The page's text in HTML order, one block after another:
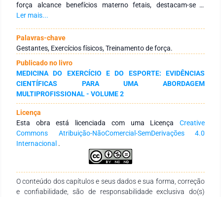
força alcance benefícios materno fetais, destacam-se a
necessidade de monitoramentos regulares da frequência e da
e também das condições climáticas. A prática dessa
modalidade na gestação é uma forma eficiente e acessível de
auxiliar a mulher, já que traz ganhos à saúde e permite que a
gravidez seja vivida sem maiores complicações. Entretanto, é
necessário informar adequadamente à gestante quanto às
indicações, contraindicações e formas de se realizar o
treinamento de força para manutenção do bem-estar
materno-fetal.
Ler mais...
Palavras-chave
Gestantes, Exercícios físicos, Treinamento de força.
Publicado no livro
MEDICINA DO EXERCÍCIO E DO ESPORTE: EVIDÊNCIAS
CIENTÍFICAS PARA UMA ABORDAGEM
MULTIPROFISSIONAL - VOLUME 2
Licença
Esta obra está licenciada com uma Licença Creative
Commons Atribuição-NãoComercial-SemDerivações 4.0
Internacional .
O conteúdo dos capítulos e seus dados e sua forma, correção
e confiabilidade, são de responsabilidade exclusiva do(s)